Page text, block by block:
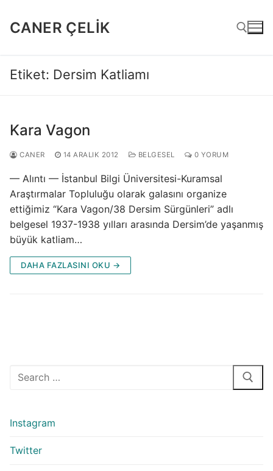
atlaCANER ÇELIK
Arama:
Etiket: Dersim Katliamı
Kara Vagon
CANER 14 ARALIK 2012 BELGESEL 0 YORUM
— Alıntı — İstanbul Bilgi Üniversitesi-Kuramsal
Araştırmalar Topluluğu olarak galasını organize
ettiğimiz “Kara Vagon/38 Dersim Sürgünleri” adlı
belgesel 1937-1938 yılları arasında Dersim’de yaşanmış
büyük katliam…
DAHA FAZLASINI OKU →
Arama:
Instagram
Twitter